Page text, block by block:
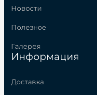
Новости
Полезное
Галерея
Информация
Доставка